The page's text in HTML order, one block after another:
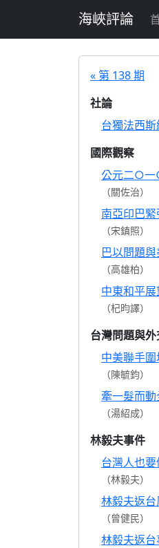
海峽評論
« 第 138 期
社論
台獨法西
國際觀察
公元二○一
（關佐治）
南亞印巴
（宋鎮照）
巴以問題
（高雄柏）
中東和平展
（杞昀譯）
台灣問題與外
中美聯手
（陳毓鈞）
牽一髮而動
（湯紹成）
林毅夫事件
台灣人也
（林毅夫）
林毅夫返
（曾健民）
林毅夫返